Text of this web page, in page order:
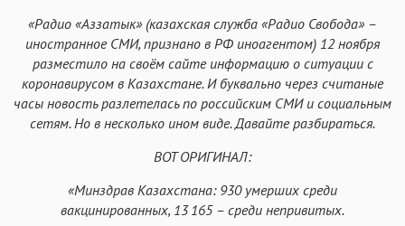
«Радио «Аззатык» (казахская служба «Радио Свобода» –
иностранное СМИ, признано в РФ иноагентом) 12 ноября
разместило на своём сайте информацию о ситуации с
коронавирусом в Казахстане. И буквально через считаные
часы новость разлетелась по российским СМИ и социальным
сетям. Но в несколько ином виде. Давайте разбираться.
ВОТ ОРИГИНАЛ:
«Минздрав Казахстана: 930 умерших среди
вакцинированных, 13 165 – среди непривитых.